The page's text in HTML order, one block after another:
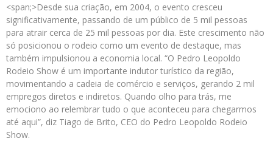
<span;>Desde sua criação, em 2004, o evento cresceu
significativamente, passando de um público de 5 mil pessoas
para atrair cerca de 25 mil pessoas por dia. Este crescimento não
só posicionou o rodeio como um evento de destaque, mas
também impulsionou a economia local. “O Pedro Leopoldo
Rodeio Show é um importante indutor turístico da região,
movimentando a cadeia de comércio e serviços, gerando 2 mil
empregos diretos e indiretos. Quando olho para trás, me
emociono ao relembrar tudo o que aconteceu para chegarmos
até aqui”, diz Tiago de Brito, CEO do Pedro Leopoldo Rodeio
Show.